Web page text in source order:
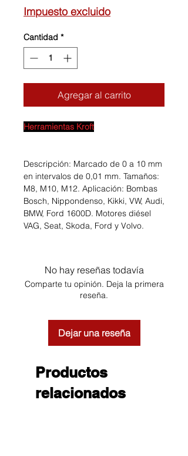
de
oferta
Impuesto excluido
Cantidad *
Agregar al carrito
Herramientas Kroft
Descripción: Marcado de 0 a 10 mm
en intervalos de 0,01 mm. Tamaños:
M8, M10, M12. Aplicación: Bombas
Bosch, Nippondenso, Kikki, VW, Audi,
BMW, Ford 1600D. Motores diésel
VAG, Seat, Skoda, Ford y Volvo.
No hay reseñas todavía
Comparte tu opinión. Deja la primera
reseña.
Dejar una reseña
Productos
relacionados